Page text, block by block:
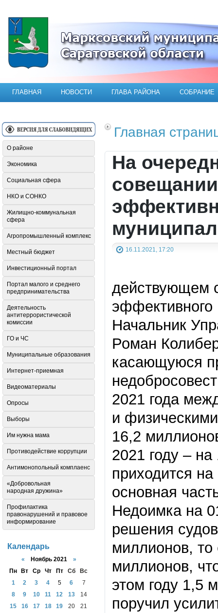
Официальный сайт Марксовского
ГЛАВНАЯ НОВОСТИ ГЛАВА РАЙОНА СОБРАНИЕ
Главная
На
16.11.2021, 17:20
действующем
эффективного
Начальник
Роман
касающуюся
2021 года
и
16,2
2021 году –
приходится
основная
Недоимка на
решения
миллионов, то
миллионов,
этом году 1,5
поручил
О районе
Экономика
Социальная сфера
НКО и СОНКО
Жилищно-коммунальная
сфера
Агропромышленный комплекс
Местный бюджет
Инвестиционный портал
Портал малого и среднего
предпринимательства
Деятельность
антитеррористической
комиссии
ГО и ЧС
Муниципальные образования
Интернет-приемная
Видеоматериалы
Опросы
Выборы
Им нужна мама
Противодействие коррупции
Антимонопольный комплаенс
«Добровольная
народная дружина»
Профилактика
правонарушений и правовое
информирование
Календарь
« Ноябрь 2021 »
Пн
Вт Ср Чт Пт Сб
Вс
1
2 3 4 5 6
7
8
9 10 11 12 13
14
15
16 17 18 19 20
21